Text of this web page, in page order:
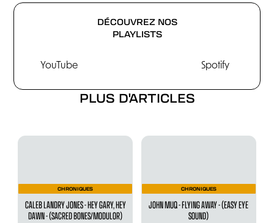
DÉCOUVREZ NOS
PLAYLISTS
YouTube Spotify
PLUS D'ARTICLES
CHRONIQUES
CALEB LANDRY JONES - HEY GARY, HEY
DAWN - (SACRED BONES/MODULOR)
CHRONIQUES
JOHN MUQ - FLYING AWAY - (EASY EYE
SOUND)